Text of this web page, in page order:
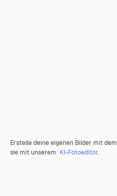
Erstelle deine eigenen Bilder mit dem
sie mit unserem KI-Fotoeditor.